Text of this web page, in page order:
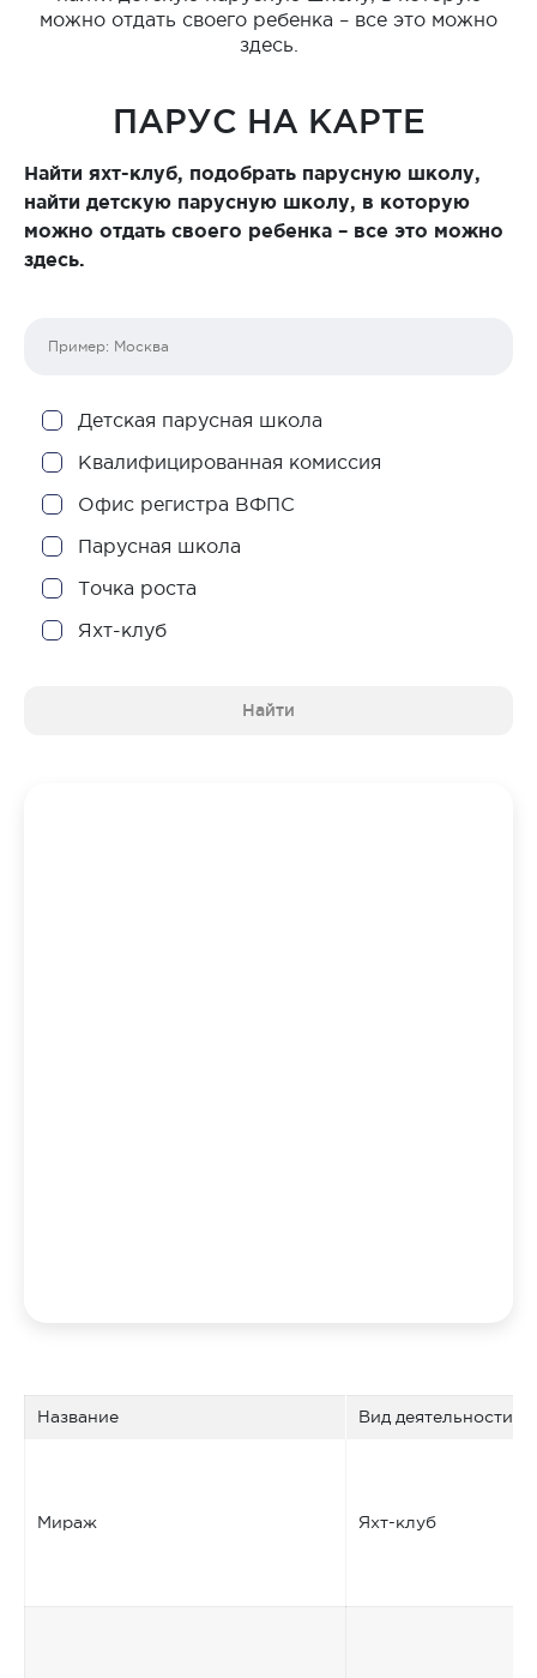
можно отдать своего ребенка – все это можно
здесь.
ПАРУС НА КАРТЕ
Найти яхт-клуб, подобрать парусную школу,
найти детскую парусную школу, в которую
можно отдать своего ребенка – все это можно
здесь.
Детская парусная школа
Квалифицированная комиссия
Офис регистра ВФПС
Парусная школа
Точка роста
Яхт-клуб
Название Вид деятельности
Мираж Яхт-клуб